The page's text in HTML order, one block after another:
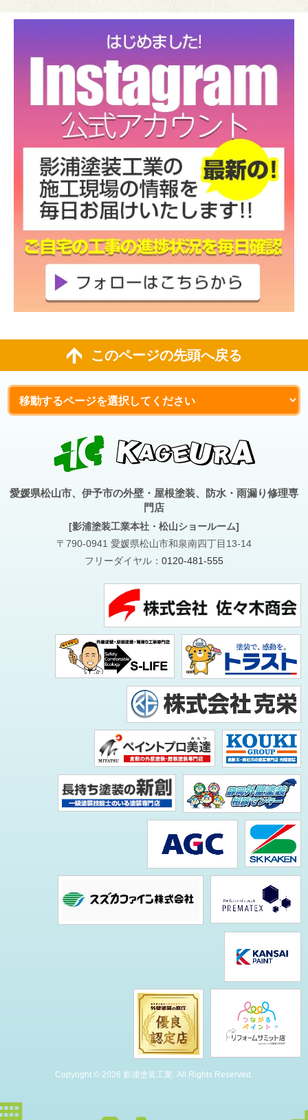
このページの先頭へ戻る
愛媛県松山市、伊予市の外壁・屋根塗装、防水・雨漏り修理専
門店
[影浦塗装工業本社・松山ショールーム]
〒790-0941 愛媛県松山市和泉南四丁目13-14
フリーダイヤル： 0120-481-555
Copyright © 2026 影浦塗装工業. All Rights Reserved.